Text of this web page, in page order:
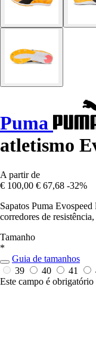
Puma
atletismo
A partir de
€ 100,00 € 67,68 -32%
Sapatos Puma
corredores de
Tamanho
*
Guia de tamanhos
39
40 41
Este campo é obrigatório